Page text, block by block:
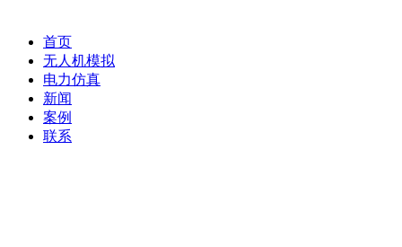
首页
无人机模拟
电力仿真
新闻
案例
联系